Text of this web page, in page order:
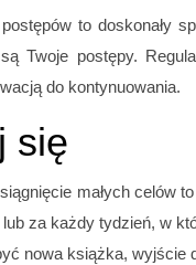
to doskonały
Twoje postępy.
do kontynuowania.
się
małych celów
za każdy tydzień, w
nowa książka, wyjście